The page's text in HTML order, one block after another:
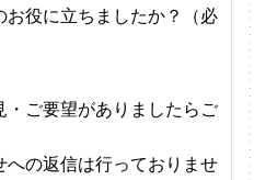
お役に立ちましたか？（必
・ご要望がありましたらご
の返信は行っておりませ